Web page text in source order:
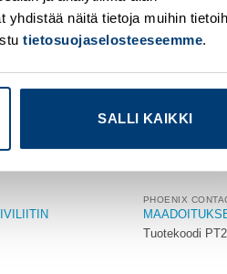
näitä tietoja muihin
tietosuojaselosteeseemme.
SALLI KAIKKI
PHOENIX
Tuotekoodi